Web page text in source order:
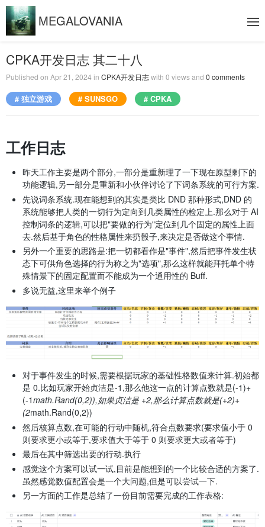
MEGALOVANIA
CPKA开发日志 其二十八
Published on Apr 21, 2024 in CPKA开发日志with 0 views and 0 comments
# 独立游戏 # SUNSGO # CPKA
工作日志
昨天工作主要是两个部分,一部分是重新理了一下现在原型剩下的
功能逻辑,另一部分是重新和小伙伴讨论了下词条系统的可行方案.
先说词条系统.现在能想到的其实是类比 DND 那种形式,DND 的
系统能够把人类的一切行为定向到几类属性的检定上.那么对于 AI
控制词条的逻辑,可以把"要做的行为"定位到几个固定的属性上面
去.然后基于角色的性格属性来扔骰子,来决定是否做这个事情.
另外一个重要的思路是:把一切都看作是"事件",然后把事件发生状
态下可供角色选择的行为称之为"选项",那么这样就能拜托单个特
殊情景下的固定配置而不能成为一个通用性的 Buff.
多说无益,这里来举个例子
对于事件发生的时候,需要根据玩家的基础性格数值来计算.初始都
是 0.比如玩家开始贞洁是-1,那么他这一点的计算点数就是(-1)+
(-1math.Rand(0,2)),如果贞洁是 +2,那么计算点数就是(+2)+
(2math.Rand(0,2))
然后核算点数,在可能的行动中随机,符合点数要求(要求值小于 0
则要求更小或等于,要求值大于等于 0 则要求更大或者等于)
最后在其中筛选出要的行动.执行
感觉这个方案可以试一试,目前是能想到的一个比较合适的方案了.
虽然感觉数值配置会是一个大问题,但是可以尝试一下.
另一方面的工作是总结了一份目前需要完成的工作表格: